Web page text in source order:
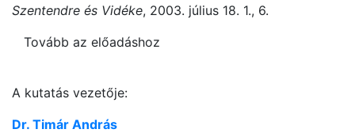
Szentendre és Vidéke, 2003. július 18. 1., 6.
Tovább az előadáshoz
A kutatás vezetője:
Dr. Timár András